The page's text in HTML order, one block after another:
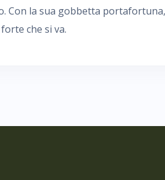
Con la sua gobbetta
che si va.